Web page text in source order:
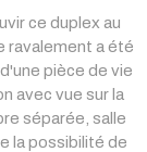
ce duplex au
ravalement a été
pièce de vie
avec vue sur la
séparée, salle
la possibilité de